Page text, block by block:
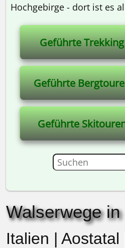
Hochgebirge - dort ist es
Geführte
Geführte
Geführte
Walserwege
Italien | Aostatal